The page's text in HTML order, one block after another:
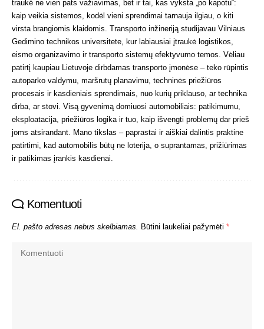
traukė ne vien pats važiavimas, bet ir tai, kas vyksta „po kapotu“:
kaip veikia sistemos, kodėl vieni sprendimai tarnauja ilgiau, o kiti
virsta brangiomis klaidomis. Transporto inžineriją studijavau Vilniaus
Gedimino technikos universitete, kur labiausiai įtraukė logistikos,
eismo organizavimo ir transporto sistemų efektyvumo temos. Vėliau
patirtį kaupiau Lietuvoje dirbdamas transporto įmonėse – teko rūpintis
autoparko valdymu, maršrutų planavimu, techninės priežiūros
procesais ir kasdieniais sprendimais, nuo kurių priklauso, ar technika
dirba, ar stovi. Visą gyvenimą domiuosi automobiliais: patikimumu,
eksploatacija, priežiūros logika ir tuo, kaip išvengti problemų dar prieš
joms atsirandant. Mano tikslas – paprastai ir aiškiai dalintis praktine
patirtimi, kad automobilis būtų ne loterija, o suprantamas, prižiūrimas
ir patikimas įrankis kasdienai.
Komentuoti
El. pašto adresas nebus skelbiamas. Būtini laukeliai pažymėti *